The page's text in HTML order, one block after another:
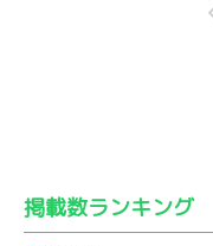
掲載数ランキング